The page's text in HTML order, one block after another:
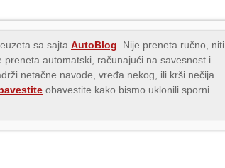
sa sajta AutoBlog . Nije preneta ručno, niti
automatski, računajući na savesnost i
netačne navode, vređa nekog, ili krši nečija
obavestite kako bismo uklonili sporni